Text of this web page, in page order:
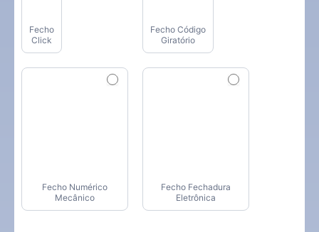
Fecho
Click
Fecho Código
Giratório
Fecho Numérico
Mecânico
Fecho Fechadura
Eletrônica